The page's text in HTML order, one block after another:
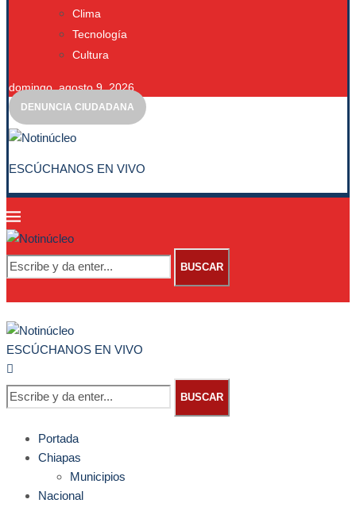
Clima
Tecnología
Cultura
domingo, agosto 9, 2026
DENUNCIA CIUDADANA
ESCÚCHANOS EN VIVO
BUSCAR
ESCÚCHANOS EN VIVO
BUSCAR
Portada
Chiapas
Municipios
Nacional